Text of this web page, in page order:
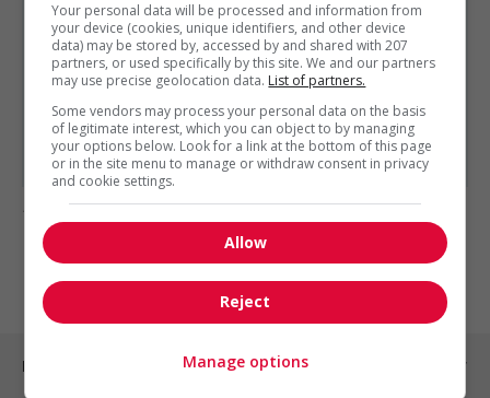
Technicien contrôle qualité
Spécialiste en automatisation
Électrotechnicien - licence c | montréal-est
Ingénieur mécanique
Ingénieur mécanique
Architecte produit – électronique de puissance
1 - 1 de 1 résultats
1
Emplois par ville
Your personal data will be processed and information from
your device (cookies, unique identifiers, and other device
data) may be stored by, accessed by and shared with 207
partners, or used specifically by this site. We and our partners
may use precise geolocation data. List of partners.
Some vendors may process your personal data on the basis
of legitimate interest, which you can object to by managing
your options below. Look for a link at the bottom of this page
or in the site menu to manage or withdraw consent in privacy
and cookie settings.
Allow
Reject
Manage options